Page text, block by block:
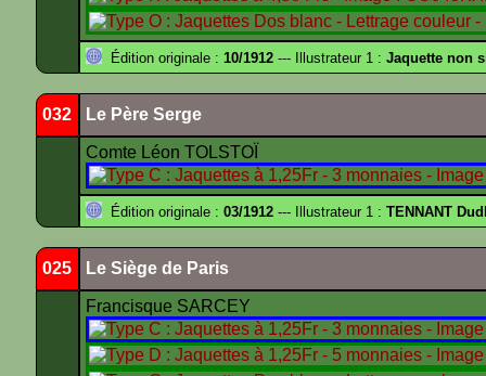
Édition originale : 10/1912 --- Illustrateur 1 : Jaquette non
032 Le Père Serge
Comte Léon TOLSTOÏ
Édition originale : 03/1912 --- Illustrateur 1 : TENNANT
025 Le Siège de Paris
Francisque SARCEY